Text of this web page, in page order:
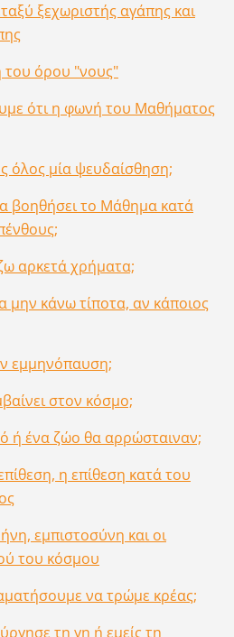
ξεχωριστής αγάπης και
όρου "νους"
ότι η φωνή του Μαθήματος
όλος μία ψευδαίσθηση;
βοηθήσει το Μάθημα κατά
αρκετά χρήματα;
κάνω τίποτα, αν κάποιος
εμμηνόπαυση;
στον κόσμο;
ή ένα ζώο θα αρρώσταιναν;
η επίθεση κατά του
εμπιστοσύνη και οι
του κόσμου
να τρώμε κρέας;
τη γη ή εμείς τη